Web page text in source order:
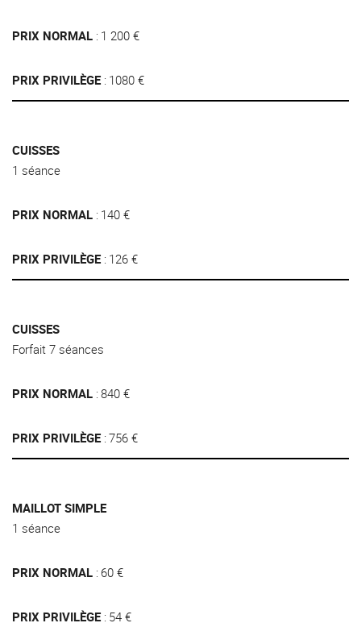
PRIX NORMAL 1 200 €
PRIX PRIVILÈGE 1080 €
CUISSES
1 séance
PRIX NORMAL 140 €
PRIX PRIVILÈGE 126 €
CUISSES
Forfait 7 séances
PRIX NORMAL 840 €
PRIX PRIVILÈGE 756 €
MAILLOT SIMPLE
1 séance
PRIX NORMAL 60 €
PRIX PRIVILÈGE 54 €